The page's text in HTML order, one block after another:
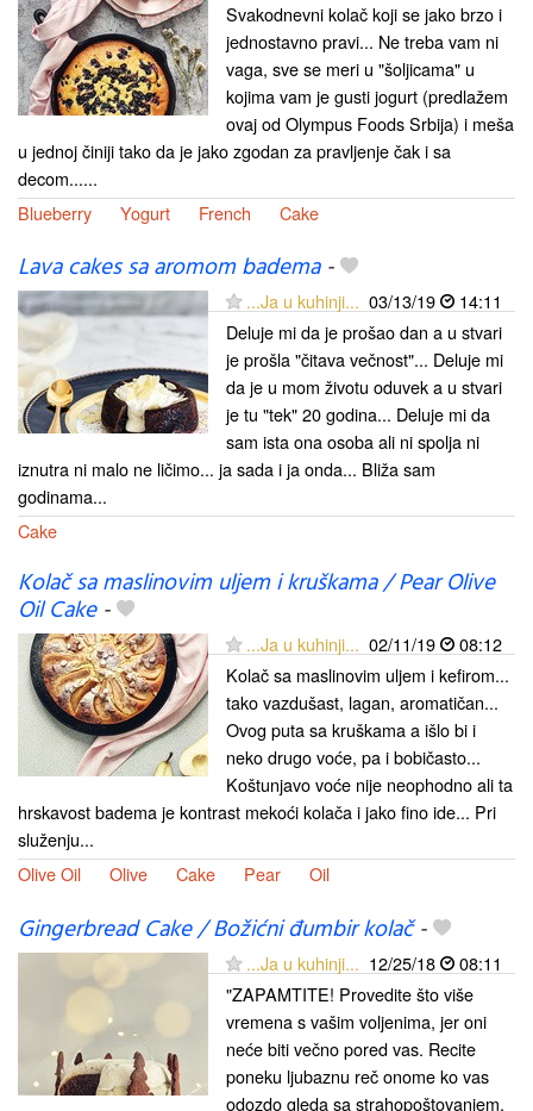
Svakodnevni kolač koji se jako brzo i
jednostavno pravi... Ne treba vam ni
vaga, sve se meri u "šoljicama" u
kojima vam je gusti jogurt (predlažem
ovaj od Olympus Foods Srbija) i meša
u jednoj činiji tako da je jako zgodan za pravljenje čak i sa
decom......
Blueberry
Yogurt French Cake
Lava cakes sa aromom badema-
...Ja u kuhinji... 03/13/19
14:11
Deluje mi da je prošao dan a u stvari
je prošla "čitava večnost"... Deluje mi
da je u mom životu oduvek a u stvari
je tu "tek" 20 godina... Deluje mi da
sam ista ona osoba ali ni spolja ni
iznutra ni malo ne ličimo... ja sada i ja onda... Bliža sam
godinama...
Cake
Kolač sa maslinovim uljem i kruškama / Pear Olive
Oil Cake-
...Ja u kuhinji... 02/11/19
08:12
Kolač sa maslinovim uljem i kefirom...
tako vazdušast, lagan, aromatičan...
Ovog puta sa kruškama a išlo bi i
neko drugo voće, pa i bobičasto...
Koštunjavo voće nije neophodno ali ta
hrskavost badema je kontrast mekoći kolača i jako fino ide... Pri
služenju...
Olive Oil
Olive Cake Pear Oil
Gingerbread Cake / Božićni đumbir kolač-
...Ja u kuhinji... 12/25/18
08:11
"ZAPAMTITE! Provedite što više
vremena s vašim voljenima, jer oni
neće biti večno pored vas. Recite
poneku ljubaznu reč onome ko vas
odozdo gleda sa strahopoštovanjem,